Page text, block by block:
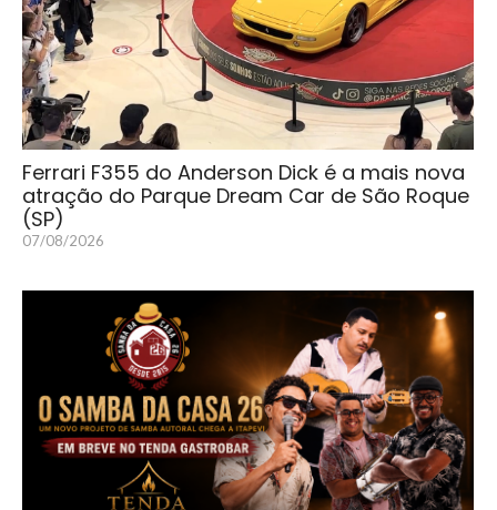
Ferrari F355 do Anderson Dick é a mais nova
atração do Parque Dream Car de São Roque
(SP)
07/08/2026